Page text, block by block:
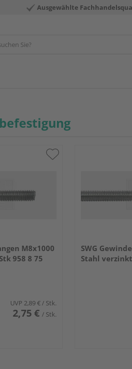
Ausgewählte
M8x1000
958 8 75
UVP 2,89 €/ Stk.
2,75 € / Stk.
SWG
Stahl